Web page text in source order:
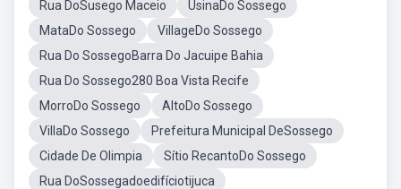
Rua DoSusego Maceio
UsinaDo Sossego
MataDo Sossego
VillageDo Sossego
Rua Do SossegoBarra Do Jacuipe Bahia
Rua Do Sossego280 Boa Vista Recife
MorroDo Sossego
AltoDo Sossego
VillaDo Sossego
Prefeitura Municipal DeSossego
Cidade De Olimpia
Sítio RecantoDo Sossego
Rua DoSossegadoedifíciotijuca